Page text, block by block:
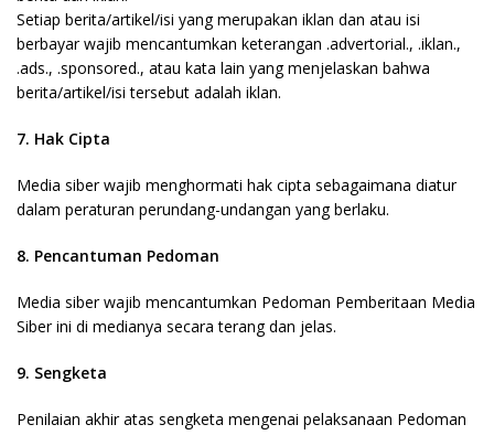
Setiap berita/artikel/isi yang merupakan iklan dan atau isi
berbayar wajib mencantumkan keterangan .advertorial., .iklan.,
.ads., .sponsored., atau kata lain yang menjelaskan bahwa
berita/artikel/isi tersebut adalah iklan.
7. Hak Cipta
Media siber wajib menghormati hak cipta sebagaimana diatur
dalam peraturan perundang-undangan yang berlaku.
8. Pencantuman Pedoman
Media siber wajib mencantumkan Pedoman Pemberitaan Media
Siber ini di medianya secara terang dan jelas.
9. Sengketa
Penilaian akhir atas sengketa mengenai pelaksanaan Pedoman